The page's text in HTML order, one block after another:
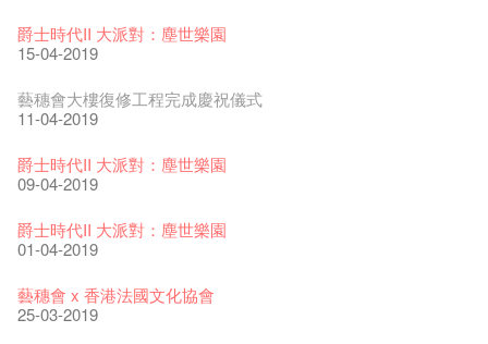
《藝穗節2025》記者招待會
30-12-2024
藝穗會揭開新篇章
28-12-2023
藝穗會室樂系列: Opera Odyssey | 藝穗會 x 香港大歌劇院
04-07-2023
The Vault Cafe is now OPEN! Feste x Fringe Pop-Up
Collaboration
20-09-2022
藝穗好物
09-06-2022
We'll Survive!
06-08-2020
藝穗會復刻版 1983 LOGO TEE
03-08-2020
【德國原生蜂蜜 — 買第二件半價 🍯 】
22-07-2020
玉露篇 ——【京都直送宇治茶 ✈ 數量有限 🍵 冰庫有售及可網
上落單】
30-06-2020
煎茶篇 ——【京都直送宇治茶✈數量有限 🍵 冰庫有售及可網上
落單】
暫停開放至二月二日
28-01-2020
藝穗會仝人・鼠年共勉
24-01-2020
聖誕平安，新年快樂！
24-12-2019
爵士樂教材套
30-11-2019
WANTED!
17-09-2019
爵士時代II 大派對：塵世樂園
15-04-2019
藝穗會大樓復修工程完成慶祝儀式
11-04-2019
爵士時代II 大派對：塵世樂園
09-04-2019
爵士時代II 大派對：塵世樂園
01-04-2019
藝穗會 x 香港法國文化協會
25-03-2019